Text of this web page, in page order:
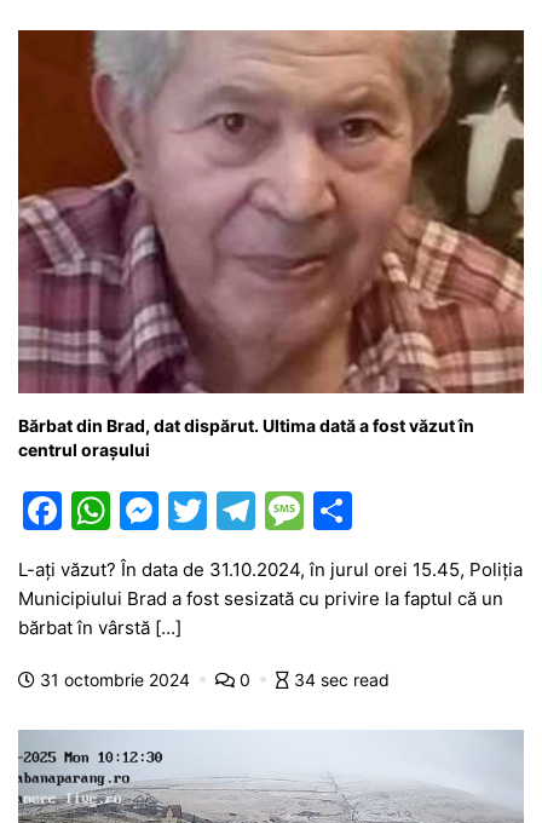
er
Bărbat din Brad, dat dispărut. Ultima dată a fost văzut în
centrul orașului
F
c
e
b
o
o
k
W
h
at
s
A
p
p
M
s
s
e
g
er
T
itt
T
e
a
m
M
s
a
g
e
ta
a
z
ă
L-ați văzut? În data de 31.10.2024, în jurul orei 15.45, Poliția
Municipiului Brad a fost sesizată cu privire la faptul că un
bărbat în vârstă […]
31 octombrie 2024 0 34 sec read